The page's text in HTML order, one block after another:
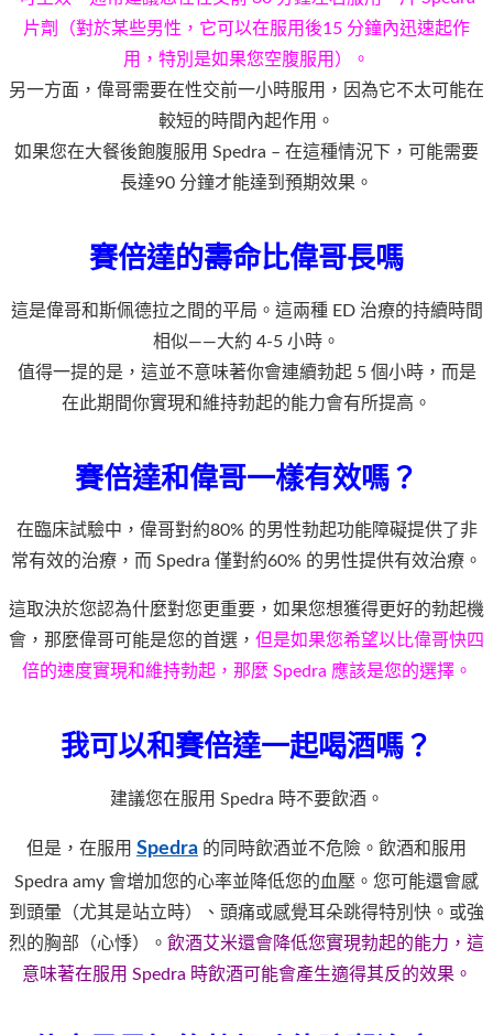
片劑（對於某些男性，它可以在服用後15 分鐘內迅速起作
用，特別是如果您空腹服用）。
另一方面，偉哥需要在性交前一小時服用，因為它不太可能在
較短的時間內起作用。
如果您在大餐後飽腹服用 Spedra – 在這種情況下，可能需要
長達90 分鐘才能達到預期效果。
賽倍達的壽命比偉哥長嗎
這是偉哥和斯佩德拉之間的平局。這兩種 ED 治療的持續時間
相似——大約 4-5 小時。
值得一提的是，這並不意味著你會連續勃起 5 個小時，而是
在此期間你實現和維持勃起的能力會有所提高。
賽倍達和偉哥一樣有效嗎？
在臨床試驗中，偉哥對約80% 的男性勃起功能障礙提供了非
常有效的治療，而 Spedra 僅對約60% 的男性提供有效治療。
這取決於您認為什麼對您更重要，如果您想獲得更好的勃起機
會，那麼偉哥可能是您的首選， 但是如果您希望以比偉哥快四
倍的速度實現和維持勃起，那麼 Spedra 應該是您的選擇。
我可以和賽倍達一起喝酒嗎？
建議您在服用 Spedra 時不要飲酒。
但是，在服用 Spedra 的同時飲酒並不危險。飲酒和服用
Spedra amy 會增加您的心率並降低您的血壓。您可能還會感
到頭暈（尤其是站立時）、頭痛或感覺耳朵跳得特別快。或強
烈的胸部（心悸）。 飲酒艾米還會降低您實現勃起的能力，這
意味著在服用 Spedra 時飲酒可能會產生適得其反的效果。